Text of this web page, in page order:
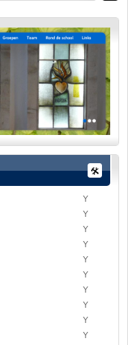
Y
Y
Y
Y
Y
Y
Y
Y
Y
Y